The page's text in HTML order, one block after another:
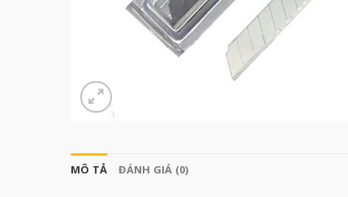
MÔ TẢ ĐÁNH GIÁ (0)